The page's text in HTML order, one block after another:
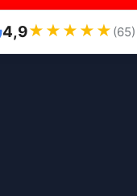
4,9★ ★ ★ ★ ★ (65)